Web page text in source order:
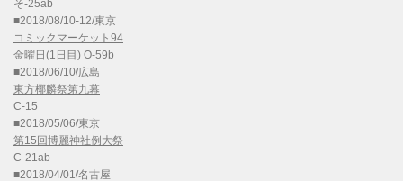
そ-25ab
■2018/08/10-12/東京
コミックマーケット94
金曜日(1日目) O-59b
■2018/06/10/広島
東方椰麟祭第九幕
C-15
■2018/05/06/東京
第15回博麗神社例大祭
C-21ab
■2018/04/01/名古屋